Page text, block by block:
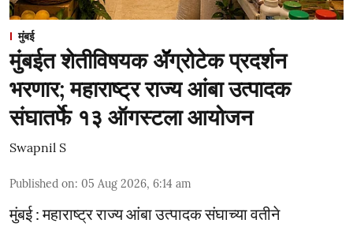
मुंबई
मुंबईत शेतीविषयक ॲॅग्रोटेक प्रदर्शन
भरणार; महाराष्ट्र राज्य आंबा उत्पादक
संघातर्फे १३ ऑगस्टला आयोजन
Swapnil S
Published on: 05 Aug 2026, 6:14 am
मुंबई : महाराष्ट्र राज्य आंबा उत्पादक संघाच्या वतीने